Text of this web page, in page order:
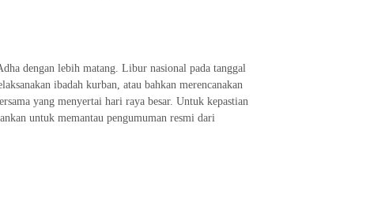
dengan lebih matang. Libur nasional pada tanggal
ibadah kurban, atau bahkan merencanakan
yang menyertai hari raya besar. Untuk kepastian
untuk memantau pengumuman resmi dari